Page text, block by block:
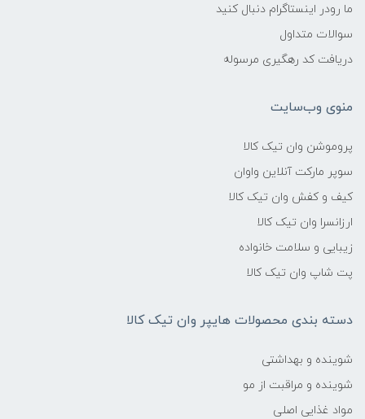
ما رودر اینستاگرام دنبال کنید
سوالات متداول
دریافت کد رهگیری مرسوله
منوی وب‌سایت
پروموشن وان تیک کالا
سوپر مارکت آنلاین واوان
کیف و کفش وان تیک کالا
ارزانسرا وان تیک کالا
زیبایی و سلامت خانواده
پت شاپ وان تیک کالا
دسته بندی محصولات هایپر وان تیک کالا
شوینده و بهداشتی
شوینده و مراقبت از مو
مواد غذایی اصلی